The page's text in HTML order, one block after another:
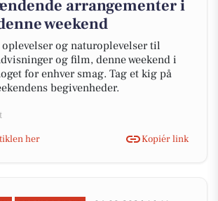
arrangementer i
weekend
og naturoplevelser til
og film, denne weekend i
for enhver smag. Tag et kig på
begivenheder.
her
Kopiér link